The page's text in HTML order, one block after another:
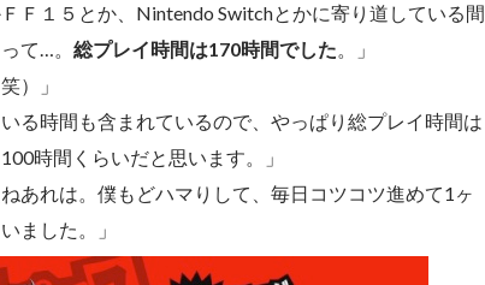
Ｆ１５とか、Nintendo Switchとかに寄り道している間
て…。 総プレイ時間は170時間でした。」
）」
る時間も含まれているので、やっぱり総プレイ時間は
時間くらいだと思います。」
あれは。僕もどハマりして、毎日コツコツ進めて1ヶ
ました。」